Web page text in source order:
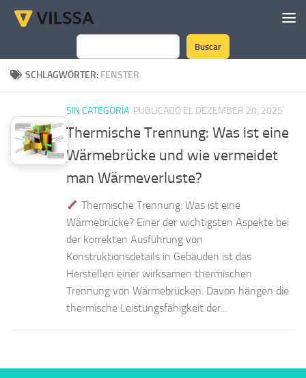
Zum Inhalt springen
Suchen
Buscar
SCHLAGWÖRTER: FENSTER
SIN CATEGORÍA PUBLICADO EL DEZEMBER 20, 2025
Thermische Trennung: Was ist eine
Wärmebrücke und wie vermeidet
man Wärmeverluste?
Thermische Trennung: Was ist eine
Wärmebrücke? Einer der wichtigsten Aspekte bei
der korrekten Ausführung von
Konstruktionsdetails in Gebäuden ist das
Herstellen einer wirksamen thermischen
Trennung von Wärmebrücken. Davon hängen die
thermische Leistungsfähigkeit der...